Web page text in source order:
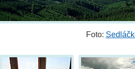
Foto: